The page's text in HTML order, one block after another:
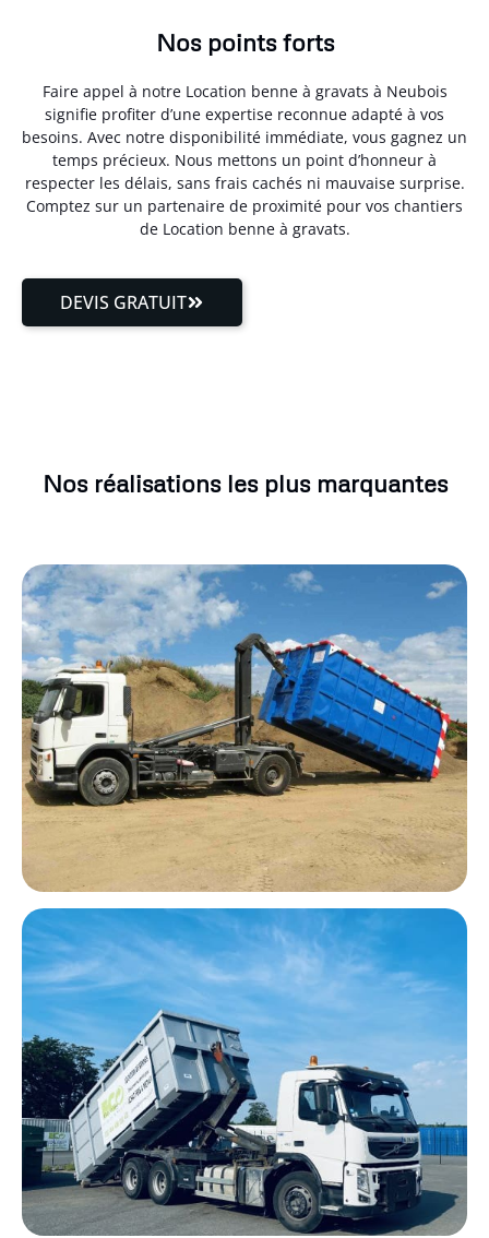
Nos points forts
Faire appel à notre Location benne à gravats à Neubois
signifie profiter d’une expertise reconnue adapté à vos
besoins. Avec notre disponibilité immédiate, vous gagnez un
temps précieux. Nous mettons un point d’honneur à
respecter les délais, sans frais cachés ni mauvaise surprise.
Comptez sur un partenaire de proximité pour vos chantiers
de Location benne à gravats.
DEVIS GRATUIT
Nos réalisations les plus marquantes